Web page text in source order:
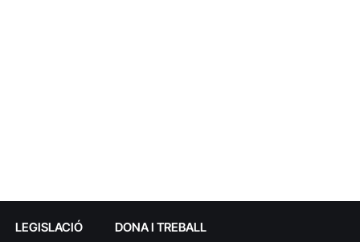
LEGISLACIÓ DONA I TREBALL